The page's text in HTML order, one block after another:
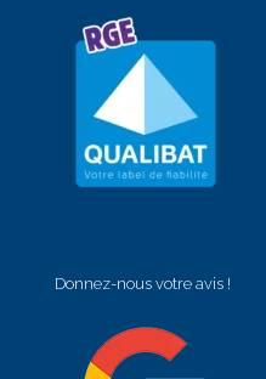
Donnez-nous votre avis !